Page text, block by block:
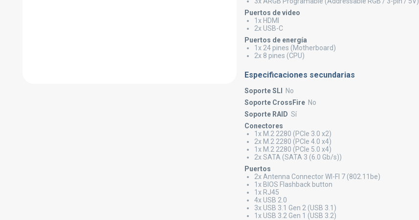
Puertos de video
1x HDMI
2x USB-C
Puertos de energía
1x 24 pines (Motherboard)
2x 8 pines (CPU)
Especificaciones secundarias
Soporte SLI
No
Soporte CrossFire No
Soporte RAID Sí
Conectores
1x M.2 2280 (PCIe 3.0 x2)
2x M.2 2280 (PCIe 4.0 x4)
1x M.2 2280 (PCIe 5.0 x4)
2x SATA (SATA 3 (6.0 Gb/s))
Puertos
2x Antenna Connector WI-FI 7 (802.11be)
1x BIOS Flashback button
1x RJ45
4x USB 2.0
3x USB 3.1 Gen 2 (USB 3.1)
1x USB 3.2 Gen 1 (USB 3.2)